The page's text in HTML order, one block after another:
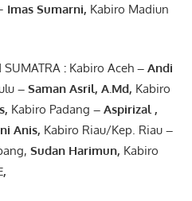
Imas Sumarni, Kabiro Madiun
SUMATRA :Kabiro Aceh– Andi
– Saman Asril, A.Md, Kabiro
Kabiro Padang – Aspirizal ,
Anis, Kabiro Riau/Kep. Riau–
Sudan Harimun, Kabiro
,